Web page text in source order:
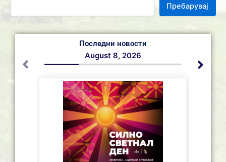
Пребарувај
Последни новости
August 8, 2026